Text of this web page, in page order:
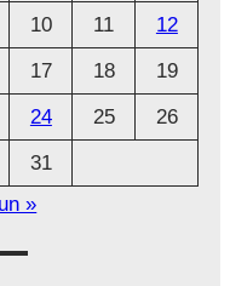
10 11
12
17 18
19
24 25
26
31
»